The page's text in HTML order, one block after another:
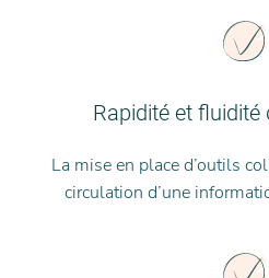
Rapidité et fluidité
La mise en place d’outils
circulation d’une